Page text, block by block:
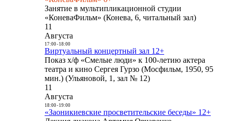
Занятие в мультипликационной студии
«КоневаФильм» (Конева, 6, читальный зал)
11
Августа
17:00- 18:00
Виртуальный концертный зал 12+
Показ х/ф «Смелые люди» к 100-летию актера
театра и кино Сергея Гурзо (Мосфильм, 1950, 95
мин.) (Ульяновой, 1, зал № 12)
11
Августа
18:00- 19:00
«Заоникиевские просветительские беседы» 12+